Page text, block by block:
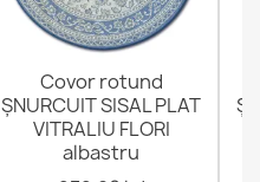
Covor rotund
ȘNURCUIT SISAL PLAT
VITRALIU FLORI
albastru